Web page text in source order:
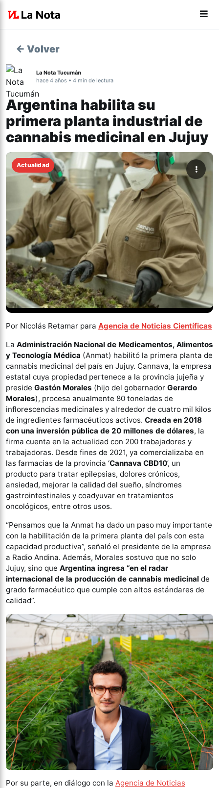
← Volver
La Nota Tucumán
hace 4 años • 4 min de lectura
Argentina habilita su
primera planta industrial de
cannabis medicinal en Jujuy
Actualidad
Por Nicolás Retamar para Agencia de Noticias Científicas
La Administración Nacional de Medicamentos, Alimentos
y Tecnología Médica (Anmat) habilitó la primera planta de
cannabis medicinal del país en Jujuy. Cannava, la empresa
estatal cuya propiedad pertenece a la provincia jujeña y
preside Gastón Morales (hijo del gobernador Gerardo
Morales), procesa anualmente 80 toneladas de
inflorescencias medicinales y alrededor de cuatro mil kilos
de ingredientes farmacéuticos activos. Creada en 2018
con una inversión pública de 20 millones de dólares, la
firma cuenta en la actualidad con 200 trabajadores y
trabajadoras. Desde fines de 2021, ya comercializaba en
las farmacias de la provincia ‘Cannava CBD10’, un
producto para tratar epilepsias, dolores crónicos,
ansiedad, mejorar la calidad del sueño, síndromes
gastrointestinales y coadyuvar en tratamientos
oncológicos, entre otros usos.
“Pensamos que la Anmat ha dado un paso muy importante
con la habilitación de la primera planta del país con esta
capacidad productiva”, señaló el presidente de la empresa
a Radio Andina. Además, Morales sostuvo que no solo
Jujuy, sino que Argentina ingresa “en el radar
internacional de la producción de cannabis medicinal de
grado farmacéutico que cumple con altos estándares de
calidad”.
Por su parte, en diálogo con la Agencia de Noticias